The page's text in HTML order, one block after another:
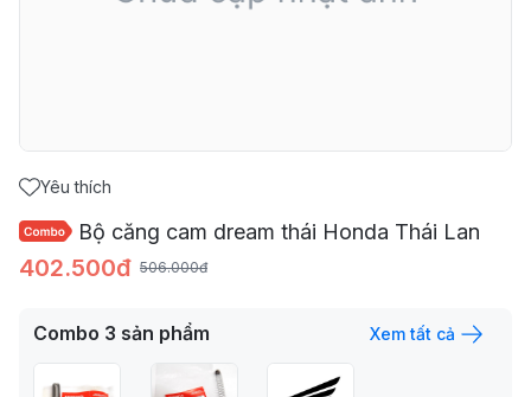
Yêu thích
Bộ căng cam dream thái Honda Thái Lan
402.500đ 506.000đ
Combo 3 sản phẩm Xem tất cả